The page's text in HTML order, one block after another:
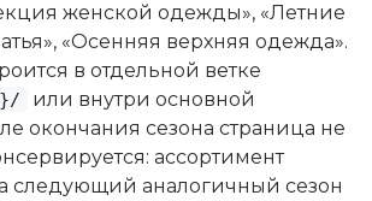
женской одежды», «Летние
«Осенняя верхняя одежда».
в отдельной ветке
или внутри основной
окончания сезона страница не
ассортимент
следующий аналогичный сезон